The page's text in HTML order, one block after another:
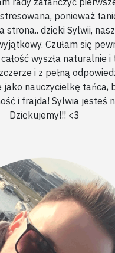
ponieważ
strona.. dzięki Sylwii,
Czułam się
wyszła naturalnie i
i z pełną
jako nauczycielkę tańca,
i frajda! Sylwia jesteś
Dziękujemy!!! <3